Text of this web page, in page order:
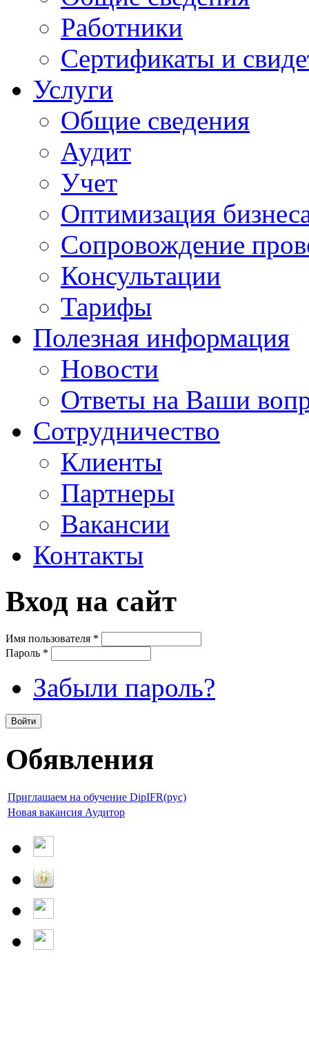
Работники
Сертификаты и
Услуги
Общие сведения
Аудит
Учет
Оптимизация
Сопровождение
Консультации
Тарифы
Полезная информация
Новости
Ответы на Ваши
Сотрудничество
Клиенты
Партнеры
Вакансии
Контакты
Вход на сайт
Имя пользователя *
Пароль *
Забыли пароль?
Обявления
Приглашаем на обучение DipIFR(рус)
Новая вакансия Аудитор